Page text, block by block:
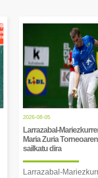
2026-08-05
Larrazabal-
Maria Zuria
sailkatu dira
Larrazabal-